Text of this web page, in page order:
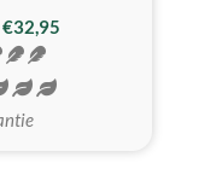
MEEST GEKOZEN